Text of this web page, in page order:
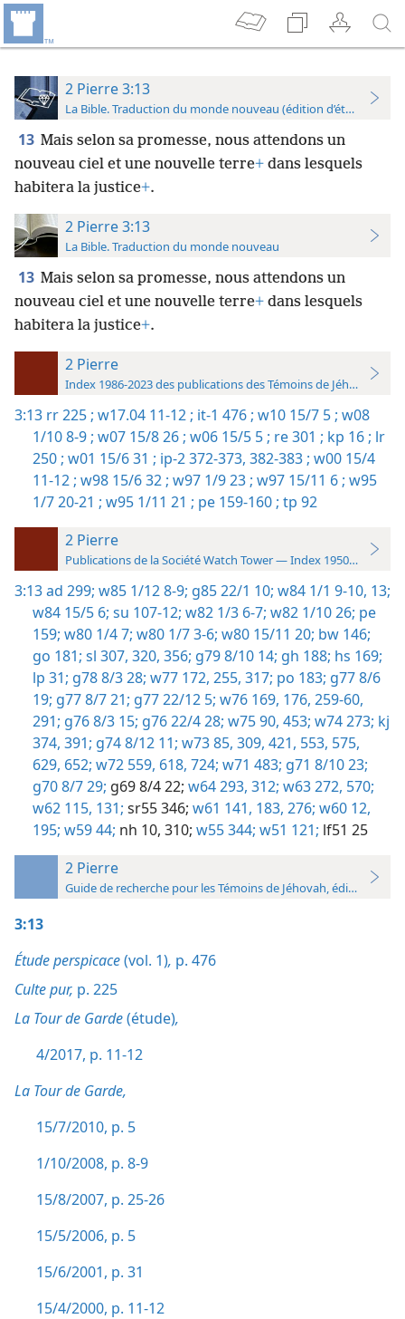
2 Pierre 3:13
La Bible. Traduction du monde nouveau (édition d’étude)
13 Mais selon sa promesse, nous attendons un
nouveau ciel et une nouvelle terre+ dans lesquels
habitera la justice+.
2 Pierre 3:13
La Bible. Traduction du monde nouveau
13 Mais selon sa promesse, nous attendons un
nouveau ciel et une nouvelle terre+ dans lesquels
habitera la justice+.
2 Pierre
Index 1986-2023 des publications des Témoins de Jéhovah
3:13 rr 225 ; w17.04 11-12 ; it-1 476 ; w10 15/7 5 ; w08
1/10 8-9 ; w07 15/8 26 ; w06 15/5 5 ; re 301 ; kp 16 ; lr
250 ; w01 15/6 31 ; ip-2 372-373, 382-383 ; w00 15/4
11-12 ; w98 15/6 32 ; w97 1/9 23 ; w97 15/11 6 ; w95
1/7 20-21 ; w95 1/11 21 ; pe 159-160 ; tp 92
2 Pierre
Publications de la Société Watch Tower — Index 1950-1985
3:13ad 299; w85 1/12 8-9; g85 22/1 10; w84 1/1 9-10, 13;
w84 15/5 6; su 107-12; w82 1/3 6-7; w82 1/10 26; pe
159; w80 1/4 7; w80 1/7 3-6; w80 15/11 20; bw 146;
go 181; sl 307, 320, 356; g79 8/10 14; gh 188; hs 169;
lp 31; g78 8/3 28; w77 172, 255, 317; po 183; g77 8/6
19; g77 8/7 21; g77 22/12 5; w76 169, 176, 259-60,
291; g76 8/3 15; g76 22/4 28; w75 90, 453; w74 273; kj
374, 391; g74 8/12 11; w73 85, 309, 421, 553, 575,
629, 652; w72 559, 618, 724; w71 483; g71 8/10 23;
g70 8/7 29; g69 8/4 22; w64 293, 312; w63 272, 570;
w62 115, 131; sr55 346; w61 141, 183, 276; w60 12,
195; w59 44; nh 10, 310; w55 344; w51 121; lf51 25
2 Pierre
Guide de recherche pour les Témoins de Jéhovah, édition 2019
3:13
Étude perspicace(vol. 1), p. 476
Culte pur, p. 225
La Tour de Garde(étude),
4/2017, p. 11-12
La Tour de Garde,
15/7/2010, p. 5
1/10/2008, p. 8-9
15/8/2007, p. 25-26
15/5/2006, p. 5
15/6/2001, p. 31
15/4/2000, p. 11-12